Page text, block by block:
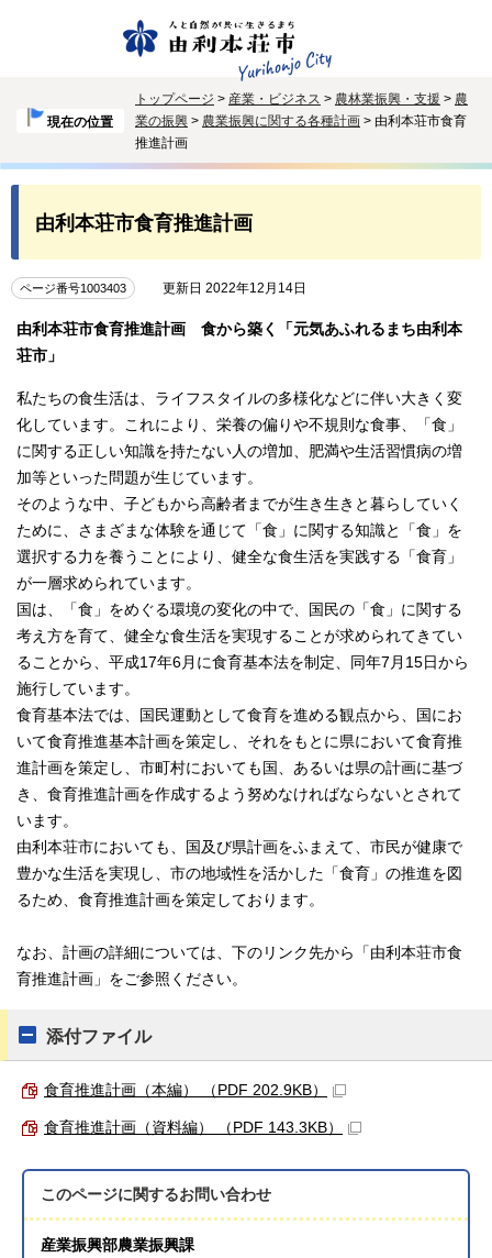
現在の位置
トップページ > 産業・ビジネス > 農林業振興・支援 > 農
業の振興 > 農業振興に関する各種計画 > 由利本荘市食育
推進計画
由利本荘市食育推進計画
ページ番号1003403 更新日 2022年12月14日
由利本荘市食育推進計画 食から築く「元気あふれるまち由利本
荘市」
私たちの食生活は、ライフスタイルの多様化などに伴い大きく変
化しています。これにより、栄養の偏りや不規則な食事、「食」
に関する正しい知識を持たない人の増加、肥満や生活習慣病の増
加等といった問題が生じています。
そのような中、子どもから高齢者までが生き生きと暮らしていく
ために、さまざまな体験を通じて「食」に関する知識と「食」を
選択する力を養うことにより、健全な食生活を実践する「食育」
が一層求められています。
国は、「食」をめぐる環境の変化の中で、国民の「食」に関する
考え方を育て、健全な食生活を実現することが求められてきてい
ることから、平成17年6月に食育基本法を制定、同年7月15日から
施行しています。
食育基本法では、国民運動として食育を進める観点から、国にお
いて食育推進基本計画を策定し、それをもとに県において食育推
進計画を策定し、市町村においても国、あるいは県の計画に基づ
き、食育推進計画を作成するよう努めなければならないとされて
います。
由利本荘市においても、国及び県計画をふまえて、市民が健康で
豊かな生活を実現し、市の地域性を活かした「食育」の推進を図
るため、食育推進計画を策定しております。
なお、計画の詳細については、下のリンク先から「由利本荘市食
育推進計画」をご参照ください。
添付ファイル
食育推進計画（本編） （PDF 202.9KB）
食育推進計画（資料編） （PDF 143.3KB）
このページに関するお問い合わせ
産業振興部農業振興課